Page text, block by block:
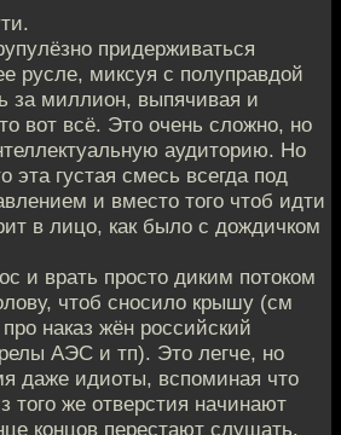
придерживаться
русле, миксуя с полуправдой
за миллион, выпячивая и
вот всё. Это очень сложно, но
аудиторию. Но
эта густая смесь всегда под
и вместо того чтоб идти
в лицо, как было с дождичком
и врать просто диким потоком
чтоб сносило крышу (см
наказ жён российский
АЭС и тп). Это легче, но
даже идиоты, вспоминая что
того же отверстия начинают
концов перестают слушать.